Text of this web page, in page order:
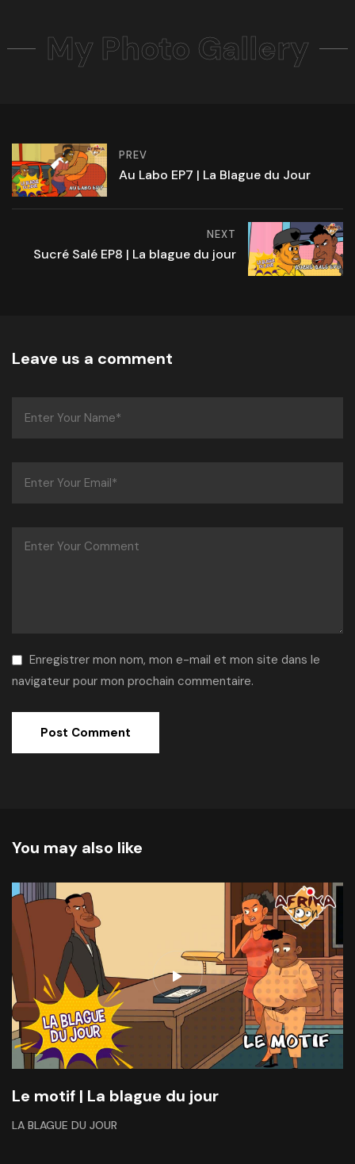
My Photo Gallery
PREV
Au Labo EP7 | La Blague du Jour
NEXT
Sucré Salé EP8 | La blague du jour
Leave us a comment
Enregistrer mon nom, mon e-mail et mon site dans le
navigateur pour mon prochain commentaire.
You may also like
Le motif | La blague du jour
LA BLAGUE DU JOUR